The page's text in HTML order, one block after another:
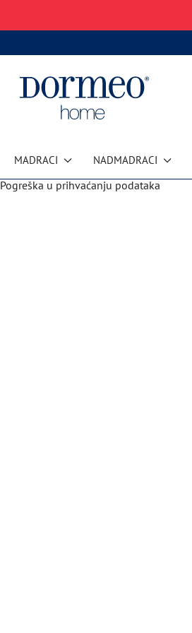
MADRACI NADMADRACI
Pogreška u prihvaćanju podataka